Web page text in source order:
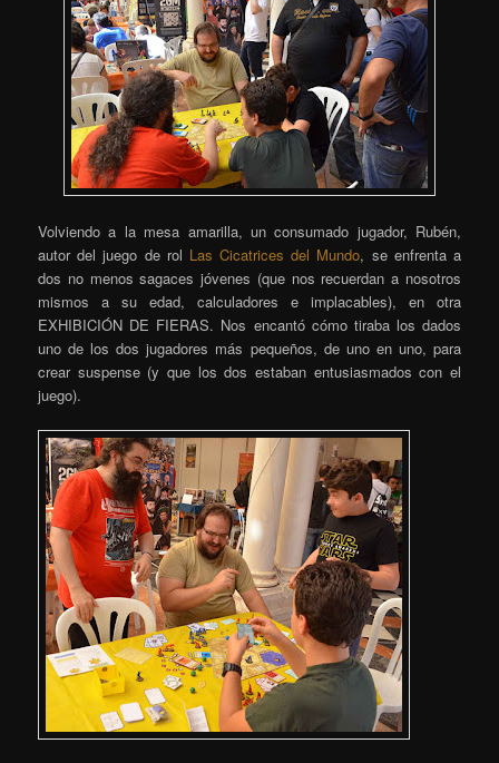
Volviendo a la mesa amarilla, un consumado jugador, Rubén,
autor del juego de rol Las Cicatrices del Mundo, se enfrenta a
dos no menos sagaces jóvenes (que nos recuerdan a nosotros
mismos a su edad, calculadores e implacables), en otra
EXHIBICIÓN DE FIERAS. Nos encantó cómo tiraba los dados
uno de los dos jugadores más pequeños, de uno en uno, para
crear suspense (y que los dos estaban entusiasmados con el
juego).